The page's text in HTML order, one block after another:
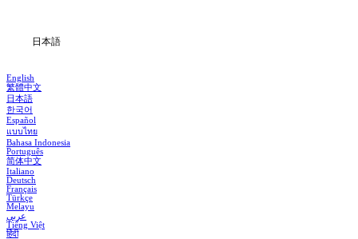
日本語
English
繁體中文
日本語
한국어
Español
แบบไทย
Bahasa Indonesia
Português
简体中文
Italiano
Deutsch
Français
Türkçe
Melayu
عربي
Tiếng Việt
हिंदी